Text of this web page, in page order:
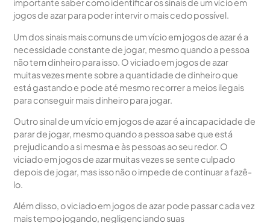
importante saber como identificar os sinais de um vício em
jogos de azar para poder intervir o mais cedo possível.
Um dos sinais mais comuns de um vício em jogos de azar é a
necessidade constante de jogar, mesmo quando a pessoa
não tem dinheiro para isso. O viciado em jogos de azar
muitas vezes mente sobre a quantidade de dinheiro que
está gastando e pode até mesmo recorrer a meios ilegais
para conseguir mais dinheiro para jogar.
Outro sinal de um vício em jogos de azar é a incapacidade de
parar de jogar, mesmo quando a pessoa sabe que está
prejudicando a si mesma e às pessoas ao seu redor. O
viciado em jogos de azar muitas vezes se sente culpado
depois de jogar, mas isso não o impede de continuar a fazê-
lo.
Além disso, o viciado em jogos de azar pode passar cada vez
mais tempo jogando, negligenciando suas